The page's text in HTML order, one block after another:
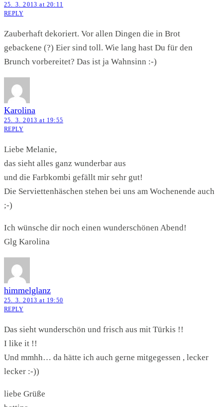
25. 3. 2013 at 20:11
REPLY
Zauberhaft dekoriert. Vor allen Dingen die in Brot
gebackene (?) Eier sind toll. Wie lang hast Du für den
Brunch vorbereitet? Das ist ja Wahnsinn :-)
Karolina
25. 3. 2013 at 19:55
REPLY
Liebe Melanie,
das sieht alles ganz wunderbar aus
und die Farbkombi gefällt mir sehr gut!
Die Serviettenhäschen stehen bei uns am Wochenende auch
;-)
Ich wünsche dir noch einen wunderschönen Abend!
Glg Karolina
himmelglanz
25. 3. 2013 at 19:50
REPLY
Das sieht wunderschön und frisch aus mit Türkis !!
I like it !!
Und mmhh… da hätte ich auch gerne mitgegessen , lecker
lecker :-))
liebe Grüße